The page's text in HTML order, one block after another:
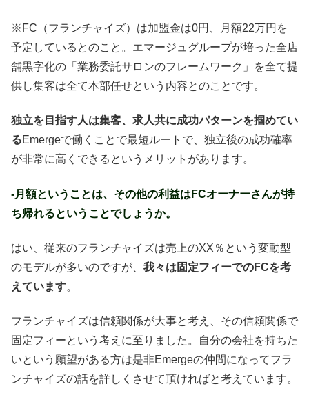
※FC（フランチャイズ）は加盟金は0円、月額22万円を
予定しているとのこと。エマージュグループが培った全店
舗黒字化の「業務委託サロンのフレームワーク」を全て提
供し集客は全て本部任せという内容とのことです。
独立を目指す人は集客、求人共に成功パターンを掴めてい
るEmergeで働くことで最短ルートで、独立後の成功確率
が非常に高くできるというメリットがあります。
-月額ということは、その他の利益はFCオーナーさんが持
ち帰れるということでしょうか。
はい、従来のフランチャイズは売上のXX％という変動型
のモデルが多いのですが、 我々は固定フィーでのFCを考
えています。
フランチャイズは信頼関係が大事と考え、その信頼関係で
固定フィーという考えに至りました。自分の会社を持ちた
いという願望がある方は是非Emergeの仲間になってフラ
ンチャイズの話を詳しくさせて頂ければと考えています。